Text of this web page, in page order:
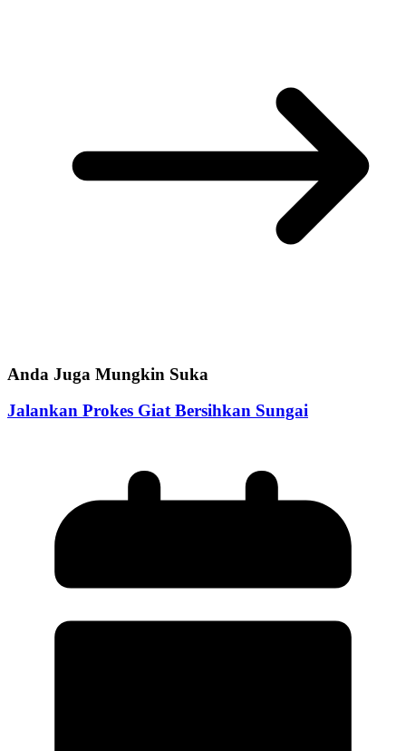
Anda Juga Mungkin Suka
Jalankan Prokes Giat Bersihkan Sungai